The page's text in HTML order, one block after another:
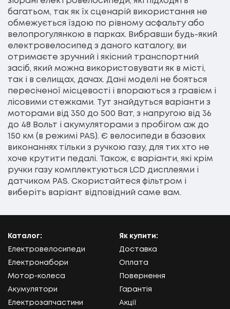
багатьом, так як їх сценарій використання не
обмежується їздою по рівному асфальту або
велопрогулянкою в парках. Вибравши будь-який
електровелосипед з даного каталогу, ви
отримаєте зручний і якісний транспортний
засіб, який можна використовувати як в місті,
так і в селищах, дачах. Дані моделі не бояться
пересіченої місцевості і впораються з гравієм і
лісовими стежками. Тут знайдуться варіанти з
моторами від 350 до 500 Ват, з напругою від 36
до 48 Вольт і акумуляторами з пробігом аж до
150 км (в режимі PAS). Є велосипеди в базових
виконаннях тільки з ручкою газу, для тих хто не
хоче крутити педалі. Також, є варіанти, які крім
ручки газу комплектуються LCD дисплеями і
датчиком PAS. Скористайтеся фільтром і
виберіть варіант відповідний саме вам.
Каталог:
Електровелосипеди
Електронабори
Мотор-колеса
Акумулятори
Електрозапчастини
Як купити:
Доставка
Оплата
Повернення
Гарантія
Акції